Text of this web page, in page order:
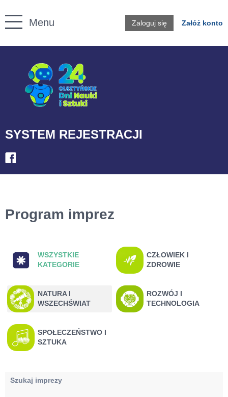
Przejdź do treści
Menu
Twoje konto
Zaloguj się Załóż konto
SYSTEM REJESTRACJI
Program imprez
Kategorie imprez
WSZYSTKIE
KATEGORIE
CZŁOWIEK I
ZDROWIE
NATURA I
WSZECHŚWIAT
ROZWÓJ I
TECHNOLOGIA
SPOŁECZEŃSTWO I
SZTUKA
Szukaj imprezy